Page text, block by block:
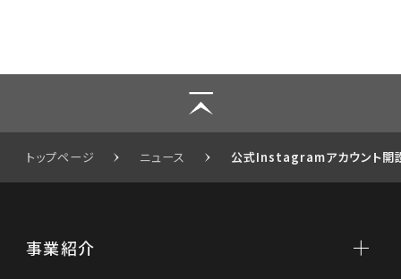
トップページ ニュース 公式Instagramアカウント開
事業紹介